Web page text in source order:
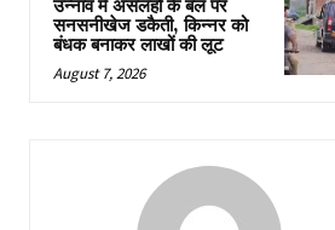
उन्नाव में असलहों के बल पर
सनसनीखेज डकैती, किन्नर को
बंधक बनाकर लाखों की लूट
August 7, 2026